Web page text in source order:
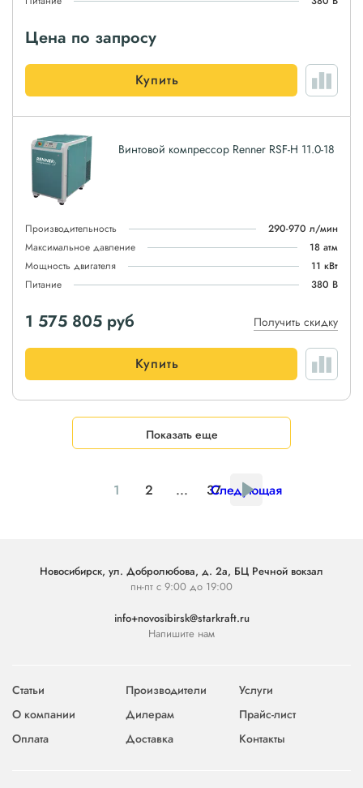
Цена по запросу
Купить
Винтовой компрессор Renner RSF-H 11.0-18
Производительность
290-970 л/мин
Максимальное давление
18 атм
Мощность двигателя
11 кВт
Питание
380 В
1 575 805 руб Получить скидку
Купить
Показать еще
1 2 ... 37
Следующая
Новосибирск, ул. Добролюбова, д. 2а, БЦ Речной вокзал
пн-пт с 9:00 до 19:00
info+novosibirsk@starkraft.ru
Напишите нам
Статьи Производители
Услуги
О компании
Дилерам
Прайс-лист
Оплата
Доставка Контакты